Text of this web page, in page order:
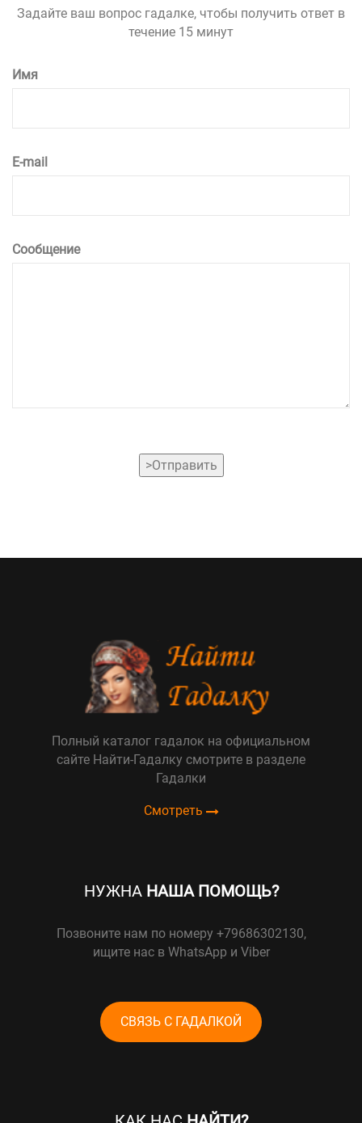
Задайте ваш вопрос гадалке, чтобы получить ответ в
течение 15 минут
Имя
E-mail
Сообщение
>Отправить
Полный каталог гадалок на официальном
сайте Найти-Гадалку смотрите в разделе
Гадалки
Смотреть
НУЖНА НАША ПОМОЩЬ?
Позвоните нам по номеру +79686302130,
ищите нас в WhatsApp и Viber
СВЯЗЬ С ГАДАЛКОЙ